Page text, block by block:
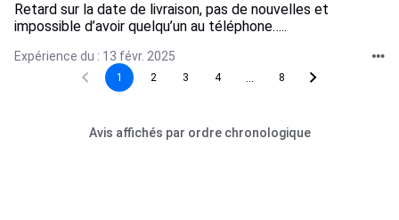
Retard sur la date de livraison, pas de nouvelles et
impossible d’avoir quelqu’un au téléphone…..
Expérience du : 13 févr. 2025
1 2 3 4 8
Avis affichés par ordre chronologique